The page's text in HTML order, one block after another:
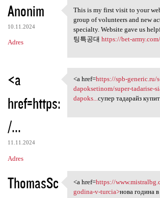
Anonim
10.11.2024
Adres
This is my first visit to
This is my first visit to your
group of volunteers and new
specialty. Website gave us
팅특공대 https://bet-army.com/
<a
href=https:
/...
11.11.2024
Adres
<a href=https://spb-
<a href=https://spb-generic.ru/
dapoksetinom/super-tadarise-
dapoks...супер тадарайз
ThomasSc
<a href=https://
<a href=https://
godina-v-turcia>нова година